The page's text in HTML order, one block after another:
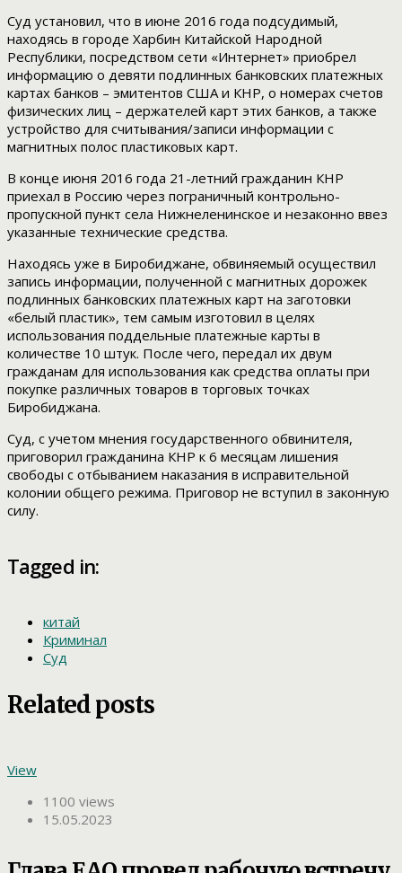
Суд установил, что в июне 2016 года подсудимый,
находясь в городе Харбин Китайской Народной
Республики, посредством сети «Интернет» приобрел
информацию о девяти подлинных банковских платежных
картах банков – эмитентов США и КНР, о номерах счетов
физических лиц – держателей карт этих банков, а также
устройство для считывания/записи информации с
магнитных полос пластиковых карт.
В конце июня 2016 года 21-летний гражданин КНР
приехал в Россию через пограничный контрольно-
пропускной пункт села Нижнеленинское и незаконно ввез
указанные технические средства.
Находясь уже в Биробиджане, обвиняемый осуществил
запись информации, полученной с магнитных дорожек
подлинных банковских платежных карт на заготовки
«белый пластик», тем самым изготовил в целях
использования поддельные платежные карты в
количестве 10 штук. После чего, передал их двум
гражданам для использования как средства оплаты при
покупке различных товаров в торговых точках
Биробиджана.
Суд, с учетом мнения государственного обвинителя,
приговорил гражданина КНР к 6 месяцам лишения
свободы с отбыванием наказания в исправительной
колонии общего режима. Приговор не вступил в законную
силу.
Tagged in:
китай
Криминал
Суд
Related posts
View
1100 views
15.05.2023